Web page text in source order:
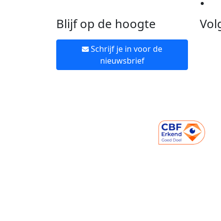
Blijf op de hoogte
Schrijf je in voor de
nieuwsbrief